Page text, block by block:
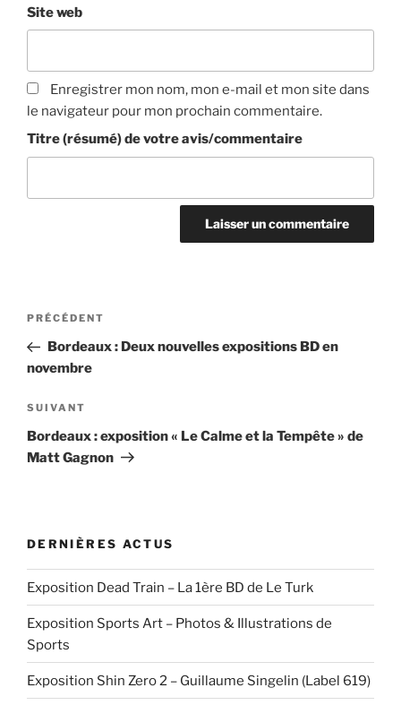
Site web
Enregistrer mon nom, mon e-mail et mon site dans
le navigateur pour mon prochain commentaire.
Titre (résumé) de votre avis/commentaire
Navigation
l’article
Article
précédent
PRÉCÉDENT
Bordeaux : Deux nouvelles expositions BD en
novembre
Article
suivant
SUIVANT
Bordeaux : exposition « Le Calme et la Tempête » de
Matt Gagnon
DERNIÈRES ACTUS
Exposition Dead Train – La 1ère BD de Le Turk
Exposition Sports Art – Photos & Illustrations de
Sports
Exposition Shin Zero 2 – Guillaume Singelin (Label 619)